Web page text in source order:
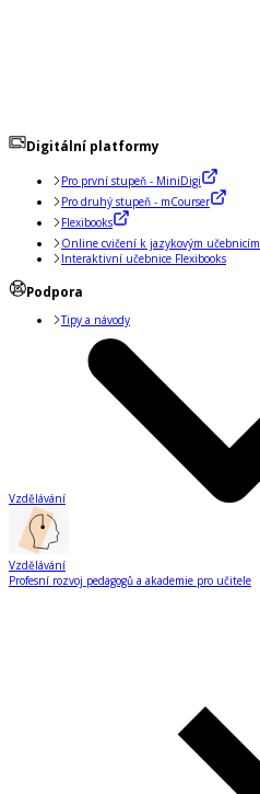
Digitální platformy
Pro první stupeň - MiniDigi
Pro druhý stupeň - mCourser
Flexibooks
Online cvičení k jazykovým učebnicím
Interaktivní učebnice Flexibooks
Podpora
Tipy a návody
Vzdělávání
Vzdělávání
Profesní rozvoj pedagogů a akademie pro učitele